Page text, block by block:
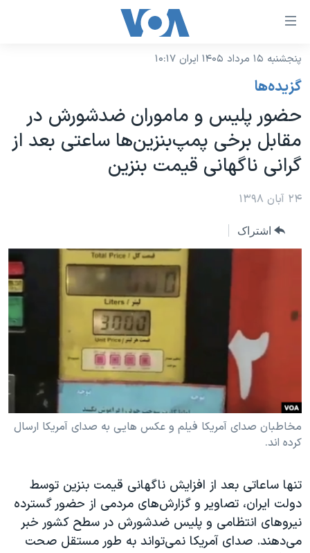
لینکهای
دسترسی
جهش
محتوای
اصلی
جهش
صفحه
جهش
به
نسخه سبک وب‌سایت
موضوع ها
ایران
آمریکا
جهان
ورزشی
گزیده‌ها
حقوق شهروندی
علم و فناوری
اسرائیل در جنگ
گالری عکس
برنامه های تلویزیونی
جدول برنامه ها
صفحه‌های ویژه
جام جهانی ۲۰۲۶
عملیات خشم حماسی
بایگانی برنامه‌های تلویزیونی
انتخابات ریاست جمهوری آمریکا ۲۰۲۴
حمله جمهوری اسلامی به اسرائیل
رمز مهسا
ورزش زنان در ایران
اعتراضات زن، زندگی، آزادی
تریبونال مردمی آبان ۹۸
دادگاه حمید نوری
چهل سال گروگان‌گیری
فرکانس‌های صدای آمریکا
پخش رادیویی
یادگیری زبان انگلیسی
دنبال کنید
زبانهای مختلف
پنجشنبه ۱۵ مرداد ۱۴۰۵ ایران ۱۰:۱۷
گزيده‌ها
حضور پلیس و ماموران ضدشورش در
مقابل برخی پمپ‌بنزین‌ها ساعتی بعد از
گرانی ناگهانی قیمت بنزین
۲۴ آبان ۱۳۹۸
اشتراک
مخاطبان صدای آمریکا فیلم‌ و عکس هایی به صدای آمریکا ارسال
کرده اند.
تنها ساعاتی بعد از افزایش ناگهانی قیمت بنزین توسط
دولت ایران، تصاویر و گزارش‌های مردمی از حضور گسترده
نیروهای انتظامی و پلیس ضدشورش در سطح کشور خبر
می‌دهند. صدای آمریکا نمی‌تواند به طور مستقل صحت